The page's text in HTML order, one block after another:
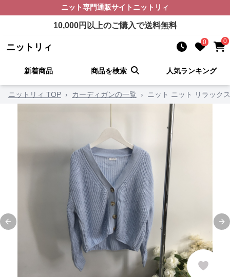
ニット専門通販サイト ニットリィ
10,000円以上のご購入で送料無料
ニットリィ 0 0
新着商品 商品を検索 人気ランキング
ニットリィ TOP › カーディガンの一覧 › ニット ニット リラック
Previous slide